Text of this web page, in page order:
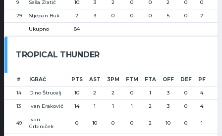
9 Saša Zlatić 10 3 2 0 0 2 0 0
29 Stjepan Buk 2 3 0 0 0 5 0 2
Ukupno 84
TROPICAL THUNDER
# IGRAČ PTS AST 3PM FTM FTA OFF DEF PF
14 Dino Štrucelj 10 2 2 0 1 3 0 4
13 Ivan Eraković 14 1 1 1 2 3 0 4
49
Ivan
Grbiniček
0 10 0 0 2 10 0 1